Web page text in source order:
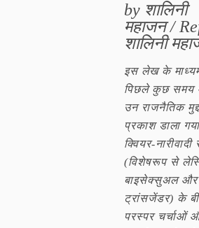
by शालिनी
महाजन /
शालिनी
इस लेख के
पिछले कुछ समय
उन राजनैतिक
प्रकाश डाला
क्वियर-
(विशेषरूप से
बाइसेक्सुअल और
ट्रांसजेंडर) के
परस्पर चर्चाओं